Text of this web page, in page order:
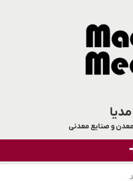
و صنایع معدنی